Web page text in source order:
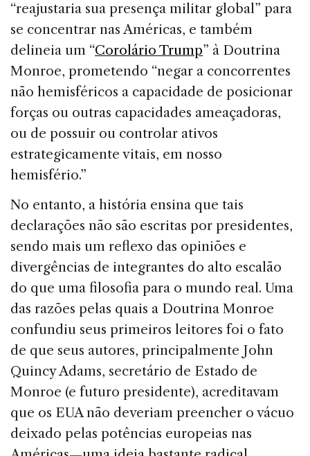
“reajustaria sua presença militar global” para
se concentrar nas Américas, e também
delineia um “Corolário Trump” à Doutrina
Monroe, prometendo “negar a concorrentes
não hemisféricos a capacidade de posicionar
forças ou outras capacidades ameaçadoras,
ou de possuir ou controlar ativos
estrategicamente vitais, em nosso
hemisfério.”
No entanto, a história ensina que tais
declarações não são escritas por presidentes,
sendo mais um reflexo das opiniões e
divergências de integrantes do alto escalão
do que uma filosofia para o mundo real. Uma
das razões pelas quais a Doutrina Monroe
confundiu seus primeiros leitores foi o fato
de que seus autores, principalmente John
Quincy Adams, secretário de Estado de
Monroe (e futuro presidente), acreditavam
que os EUA não deveriam preencher o vácuo
deixado pelas potências europeias nas